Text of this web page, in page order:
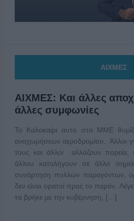
ΑΙΧΜΕΣ
ΑΙΧΜΕΣ: Και άλλες
άλλες συμφωνίες
Το Καλοκαίρι αυτό στα ΜΜΕ
αναχωρήσεων αεροδρομίου. Άλλοι
τους και άλλοι αλλάζουν πορεία,
άλλου καταλήγουν σε άλλο
συνάρτηση πολλών παραγόντων,
δεν είναι ορατοί προς το παρόν.
τα βρήκε με την κυβέρνηση, […]